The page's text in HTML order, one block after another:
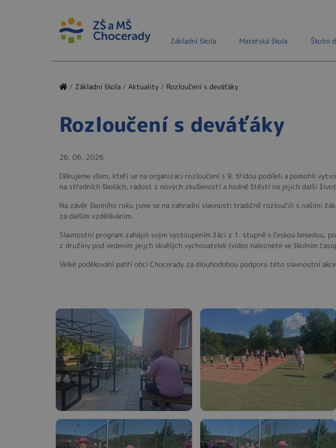
Základní škola Mateřská škola Školní
/ Základní škola / Aktuality / Rozloučení s deváťáky
Rozloučení s deváťáky
26. 06. 2026
Děkujeme všem, kteří se na organizaci rozloučení s 9. třídou podíleli a pomohli
na středních školách, radost z nových zkušeností a hodně štěstí na jejich další
Na závěr školního roku jsme se na zahradní slavnosti tradičně rozloučili s našimi
za dalším vzděláváním.
Slavnostní program zahájili svým vystoupením žáci z 1. stupně s českou
z družiny pod vedením jeijch skvělých vychovatelek (video naleznete ve školním
Velké poděkování patří obci Chocerady za dlouhodobou podporu této slavnostní